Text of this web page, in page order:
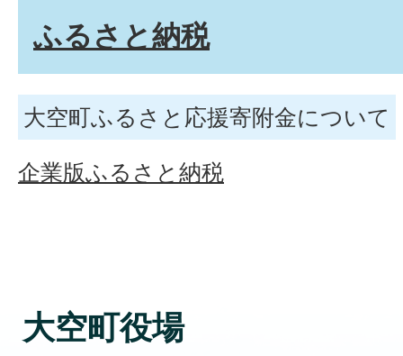
ふるさと納税
大空町ふるさと応援寄附金について
企業版ふるさと納税
大空町役場